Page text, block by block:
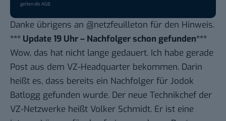
gelten dieAGB.
Danke übrigens an @netzfeuilleton für den Hinweis.
*** Update 19 Uhr – Nachfolger schon gefunden***
Wow, das hat nicht lange gedauert. Ich habe gerade
Post aus dem VZ-Headquarter bekommen. Darin
heißt es, dass bereits ein Nachfolger für Jodok
Batlogg gefunden wurde. Der neue Technikchef der
VZ-Netzwerke heißt Volker Schmidt. Er ist eine